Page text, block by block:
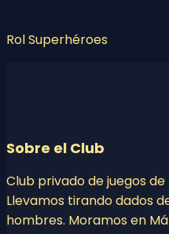
Rol Superhéroes
Sobre el Club
Club privado de juegos
Llevamos tirando dados
hombres. Moramos en